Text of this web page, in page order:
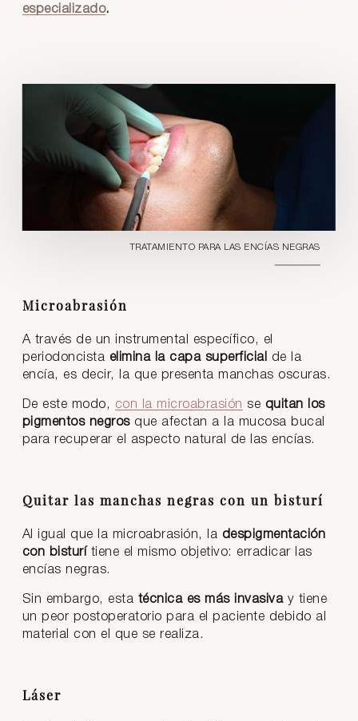
especializado.
TRATAMIENTO PARA LAS ENCÍAS NEGRAS
Microabrasión
A través de un instrumental específico, el
periodoncista elimina la capa superficial
de la
encía, es decir, la que presenta manchas oscuras.
De este modo, con la microabrasión se quitan los
pigmentos negros que afectan a la mucosa bucal
para recuperar el aspecto natural de las encías.
Quitar las manchas negras con un bisturí
Al igual que la microabrasión, la despigmentación
con bisturí tiene el mismo objetivo: erradicar las
encías negras.
Sin embargo, esta técnica es más invasivay tiene
un peor postoperatorio para el paciente debido al
material con el que se realiza.
Láser